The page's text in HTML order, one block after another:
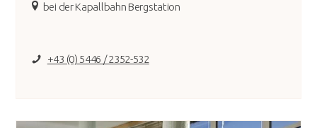
bei der Kapallbahn Bergstation
+43 (0) 5446 / 2352-532